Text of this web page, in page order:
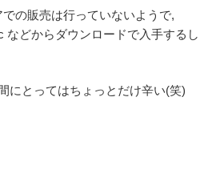
の販売は行っていないようで,
などからダウンロードで入手するし
にとってはちょっとだけ辛い(笑)